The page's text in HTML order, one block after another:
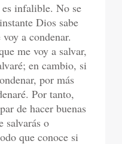
infalible. No se
Dios sabe
a condenar.
me voy a salvar,
en cambio, si
por más
Por tanto,
de hacer buenas
salvarás o
que conoce si